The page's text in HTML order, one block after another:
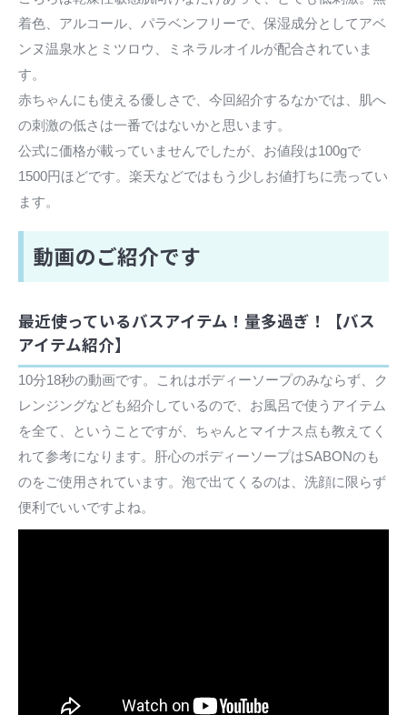
着色、アルコール、パラベンフリーで、保湿成分としてアベ
ンヌ温泉水とミツロウ、ミネラルオイルが配合されていま
す。
赤ちゃんにも使える優しさで、今回紹介するなかでは、肌へ
の刺激の低さは一番ではないかと思います。
公式に価格が載っていませんでしたが、お値段は100gで
1500円ほどです。楽天などではもう少しお値打ちに売ってい
ます。
動画のご紹介です
最近使っているバスアイテム！量多過ぎ！【バス
アイテム紹介】
10分18秒の動画です。これはボディーソープのみならず、ク
レンジングなども紹介しているので、お風呂で使うアイテム
を全て、ということですが、ちゃんとマイナス点も教えてく
れて参考になります。肝心のボディーソープはSABONのも
のをご使用されています。泡で出てくるのは、洗顔に限らず
便利でいいですよね。